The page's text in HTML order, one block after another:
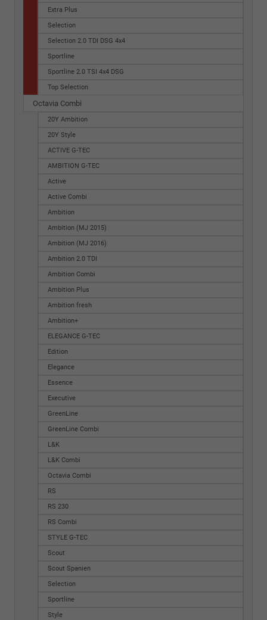
Extra Plus
Selection
Selection 2.0 TDI DSG 4x4
Sportline
Sportline 2.0 TSI 4x4 DSG
Top Selection
Octavia Combi
20Y Ambition
20Y Style
ACTIVE G-TEC
AMBITION G-TEC
Active
Active Combi
Ambition
Ambition (MJ 2015)
Ambition (MJ 2016)
Ambition 2.0 TDI
Ambition Combi
Ambition Plus
Ambition fresh
Ambition+
ELEGANCE G-TEC
Edition
Elegance
Essence
Executive
GreenLine
GreenLine Combi
L&K
L&K Combi
Octavia Combi
RS
RS 230
RS Combi
STYLE G-TEC
Scout
Scout Spanien
Selection
Sportline
Style